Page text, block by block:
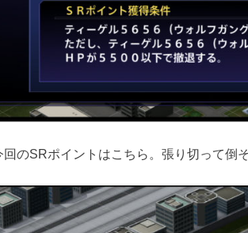
回のSRポイントはこちら。張り切って倒